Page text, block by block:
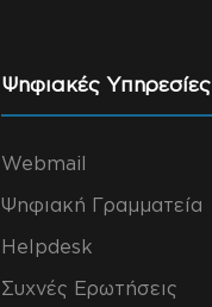
Ψηφιακές Υπηρεσίες
Webmail
Ψηφιακή Γραμματεία
Helpdesk
Συχνές Ερωτήσεις